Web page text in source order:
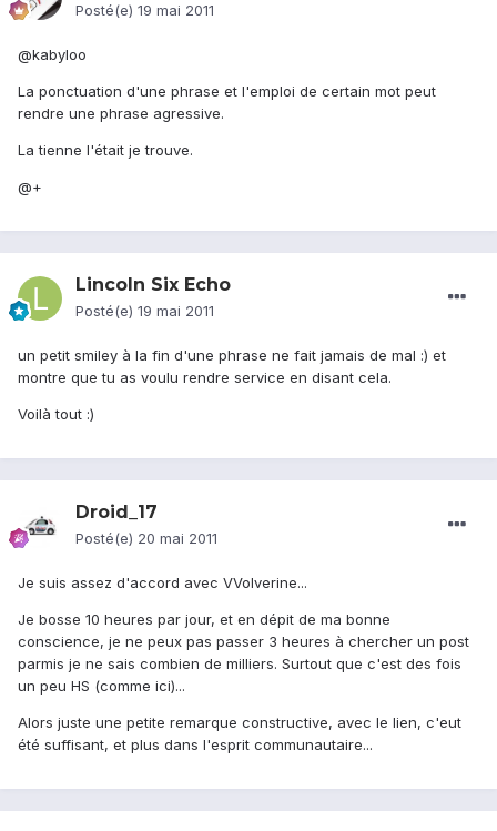
Posté(e) 19 mai 2011
@kabyloo
La ponctuation d'une phrase et l'emploi de certain mot peut
rendre une phrase agressive.
La tienne l'était je trouve.
@+
Lincoln Six Echo
Posté(e) 19 mai 2011
un petit smiley à la fin d'une phrase ne fait jamais de mal :) et
montre que tu as voulu rendre service en disant cela.
Voilà tout :)
Droid_17
Posté(e) 20 mai 2011
Je suis assez d'accord avec VVolverine...
Je bosse 10 heures par jour, et en dépit de ma bonne
conscience, je ne peux pas passer 3 heures à chercher un post
parmis je ne sais combien de milliers. Surtout que c'est des fois
un peu HS (comme ici)...
Alors juste une petite remarque constructive, avec le lien, c'eut
été suffisant, et plus dans l'esprit communautaire...